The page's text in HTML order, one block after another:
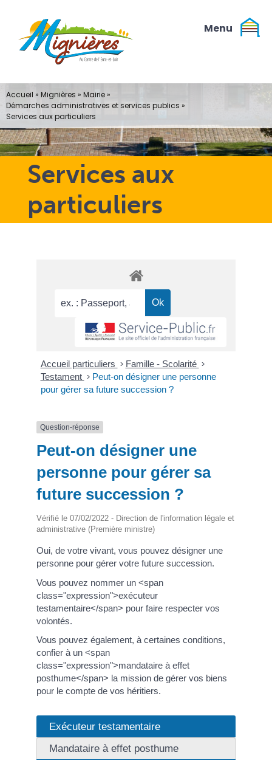
contenu
Services aux
particuliers
Accueil » Mignières » Mairie»
Démarches administratives et services publics »
Services aux particuliers
Accueil particuliers > Famille - Scolarité >
Testament > Peut-on désigner une personne
pour gérer sa future succession ?
Question-réponse
Peut-on désigner une
personne pour gérer sa
future succession ?
Vérifié le 07/02/2022 - Direction de l'information légale et
administrative (Première ministre)
Oui, de votre vivant, vous pouvez désigner une
personne pour gérer votre future succession.
Vous pouvez nommer un <span
class="expression">exécuteur
testamentaire</span> pour faire respecter vos
volontés.
Vous pouvez également, à certaines conditions,
confier à un <span
class="expression">mandataire à effet
posthume</span> la mission de gérer vos biens
pour le compte de vos héritiers.
Exécuteur testamentaire
Mandataire à effet posthume